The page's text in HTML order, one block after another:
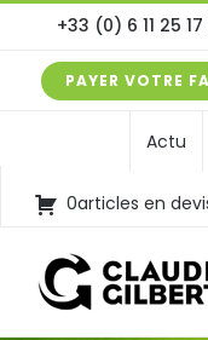
contenu
+33 (0) 6 11 25
PAYER VOTRE
Actu
0articles en